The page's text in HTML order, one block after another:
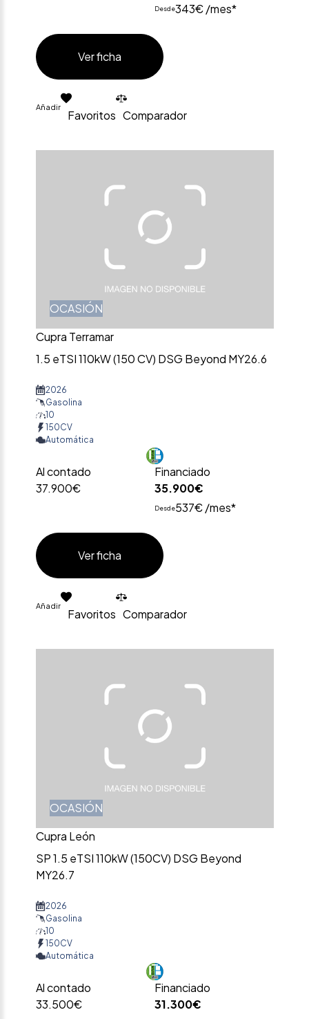
Desde343€ /mes*
Ver ficha
Añadir
Favoritos Comparador
OCASIÓN
Cupra Terramar
1.5 eTSI 110kW (150 CV) DSG Beyond MY26.6
2026
Gasolina
10
150CV
Automática
Al contado
37.900€
Financiado
35.900€
Desde537€ /mes*
Ver ficha
Añadir
Favoritos Comparador
OCASIÓN
Cupra León
SP 1.5 eTSI 110kW (150CV) DSG Beyond
MY26.7
2026
Gasolina
10
150CV
Automática
Al contado
33.500€
Financiado
31.300€